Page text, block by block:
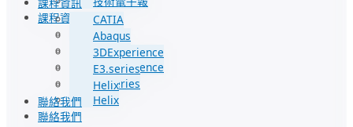
課程資訊
CATIA
Abaqus
3DExperience
E3.series
Helix
聯絡我們
CATIA
Abaqus
3DExperience
E3.series
Helix
聯絡我們